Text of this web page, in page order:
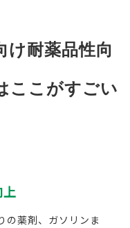
け耐薬品性向
ここがすごい
の薬剤、ガソリンま